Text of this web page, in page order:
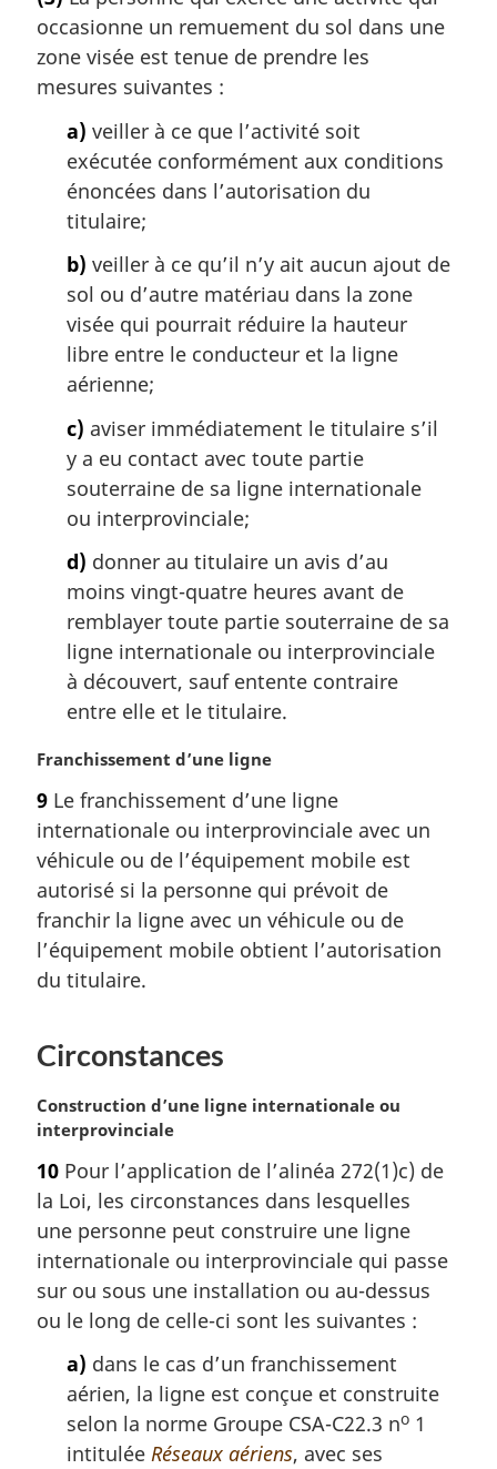
n
a
e
t
e
m
a
occasionne un remuement du sol dans une
zone visée est tenue de prendre les
mesures suivantes :
a) veiller à ce que l’activité soit
exécutée conformément aux conditions
énoncées dans l’autorisation du
titulaire;
b) veiller à ce qu’il n’y ait aucun ajout de
sol ou d’autre matériau dans la zone
visée qui pourrait réduire la hauteur
libre entre le conducteur et la ligne
aérienne;
c) aviser immédiatement le titulaire s’il
y a eu contact avec toute partie
souterraine de sa ligne internationale
ou interprovinciale;
d) donner au titulaire un avis d’au
moins vingt-quatre heures avant de
remblayer toute partie souterraine de sa
ligne internationale ou interprovinciale
à découvert, sauf entente contraire
entre elle et le titulaire.
N
t
e
m
r
g
i
n
e
Franchissement d’une ligne
9 Le franchissement d’une ligne
internationale ou interprovinciale avec un
véhicule ou de l’équipement mobile est
autorisé si la personne qui prévoit de
franchir la ligne avec un véhicule ou de
l’équipement mobile obtient l’autorisation
du titulaire.
Circonstances
N
o
e
m
a
r
i
n
Construction d’une ligne internationale ou
interprovinciale
10 Pour l’application de l’alinéa 272(1)c) de
la Loi, les circonstances dans lesquelles
une personne peut construire une ligne
internationale ou interprovinciale qui passe
sur ou sous une installation ou au-dessus
ou le long de celle-ci sont les suivantes :
a) dans le cas d’un franchissement
aérien, la ligne est conçue et construite
selon la norme Groupe CSA-C22.3 no 1
intitulée Réseaux aériens, avec ses